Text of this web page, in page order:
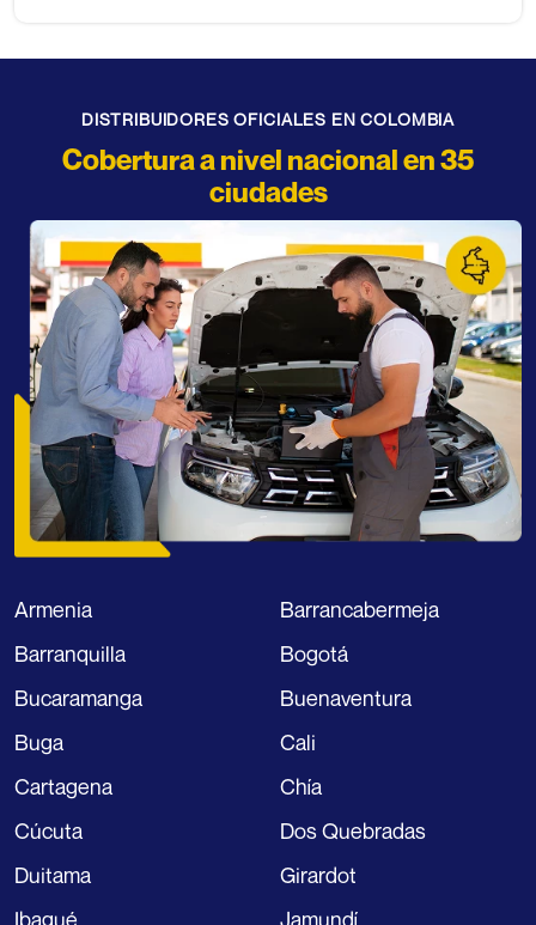
DISTRIBUIDORES OFICIALES EN COLOMBIA
Cobertura a nivel nacional en 35
ciudades
Armenia
Barrancabermeja
Barranquilla
Bogotá
Bucaramanga
Buenaventura
Buga
Cali
Cartagena
Chía
Cúcuta
Dos Quebradas
Duitama
Girardot
Ibagué
Jamundí